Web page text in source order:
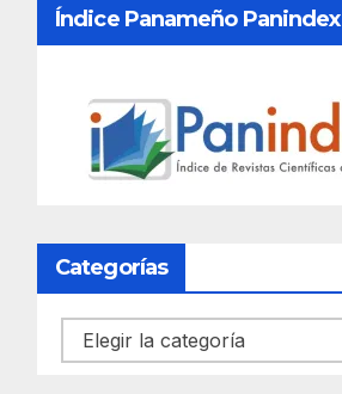
Índice Panameño Panindex
Categorías
Categorías